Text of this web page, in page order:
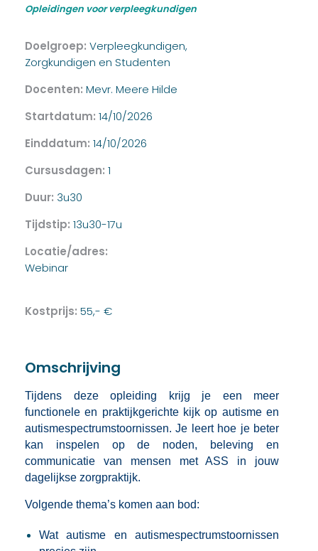
Opleidingen voor verpleegkundigen
Doelgroep: Verpleegkundigen,
Zorgkundigen en Studenten
Docenten: Mevr. Meere Hilde
Startdatum: 14/10/2026
Einddatum: 14/10/2026
Cursusdagen: 1
Duur: 3u30
Tijdstip: 13u30-17u
Locatie/adres:
Webinar
Kostprijs: 55,- €
Omschrijving
Tijdens deze opleiding krijg je een meer
functionele en praktijkgerichte kijk op autisme en
autismespectrumstoornissen. Je leert hoe je beter
kan inspelen op de noden, beleving en
communicatie van mensen met ASS in jouw
dagelijkse zorgpraktijk.
Volgende thema’s komen aan bod:
Wat autisme en autismespectrumstoornissen